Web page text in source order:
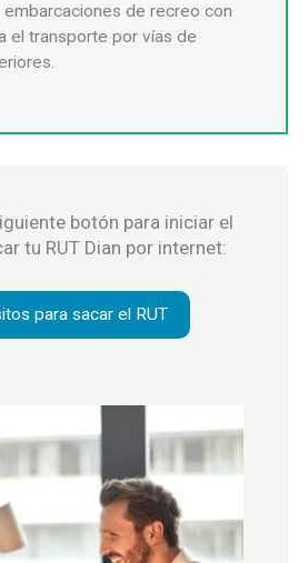
embarcaciones de recreo con
el transporte por vías de
botón para iniciar el
tu RUT Dian por internet:
para sacar el RUT